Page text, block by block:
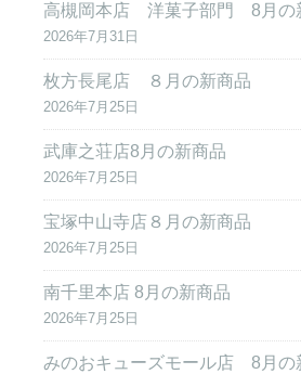
高槻岡本店 洋菓子部門 8月の
2026年7月31日
枚方長尾店 ８月の新商品
2026年7月25日
武庫之荘店8月の新商品
2026年7月25日
宝塚中山寺店８月の新商品
2026年7月25日
南千里本店 8月の新商品
2026年7月25日
みのおキューズモール店 8月の